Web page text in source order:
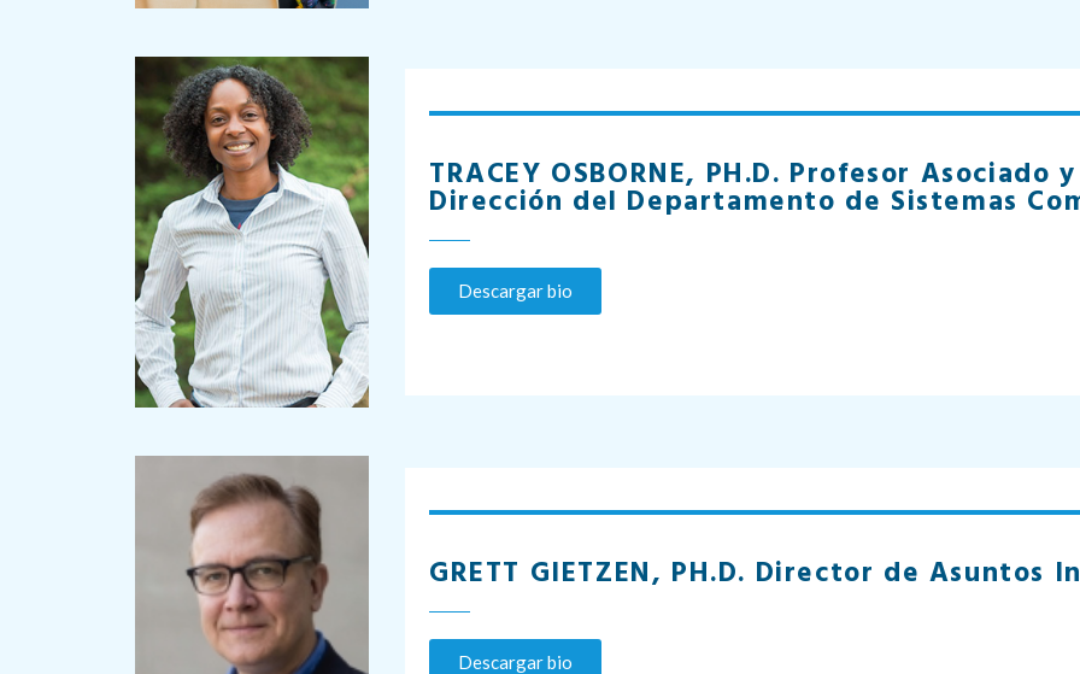
TRACEY OSBORNE, PH.D. Profesor
Dirección del Departamento de Sistemas
Descargar bio
GRETT GIETZEN, PH.D. Director de Asuntos
Descargar bio